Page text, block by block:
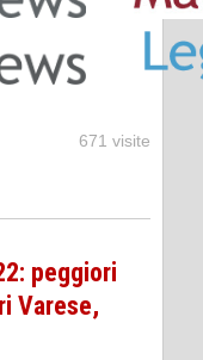
671 visite
peggiori
Varese,